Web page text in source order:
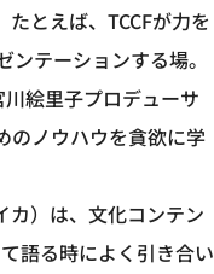
とえば、TCCFが力を
テーションする場。
絵里子プロデューサ
のノウハウを貪欲に学
カ）は、文化コンテン
語る時によく引き合い